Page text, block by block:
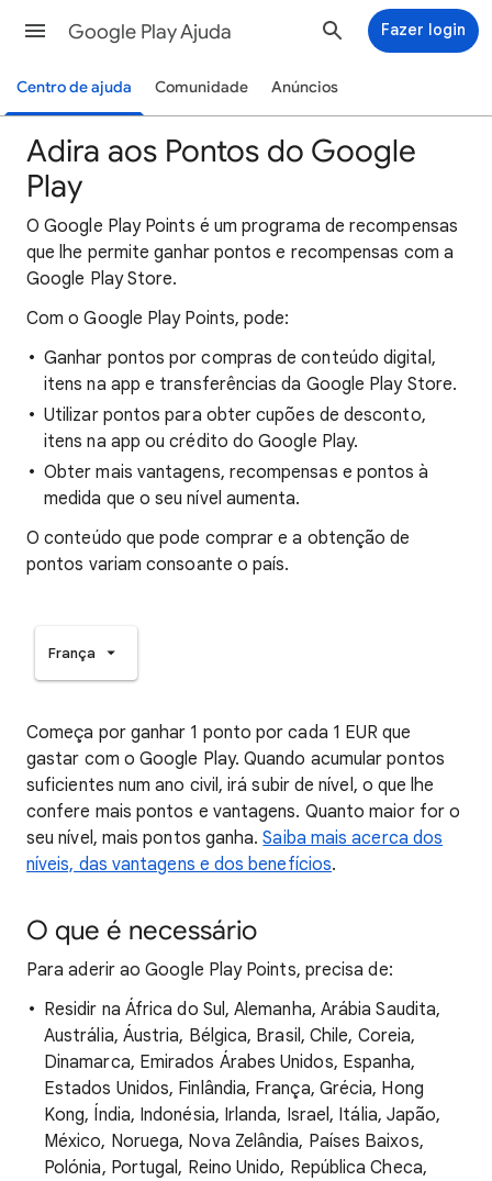
Google Play Ajuda Fazer login
Centro de ajuda Comunidade Anúncios
Adira aos Pontos do Google
Play
O Google Play Points é um programa de recompensas
que lhe permite ganhar pontos e recompensas com a
Google Play Store.
Com o Google Play Points, pode:
Ganhar pontos por compras de conteúdo digital,
itens na app e transferências da Google Play Store.
Utilizar pontos para obter cupões de desconto,
itens na app ou crédito do Google Play.
Obter mais vantagens, recompensas e pontos à
medida que o seu nível aumenta.
O conteúdo que pode comprar e a obtenção de
pontos variam consoante o país.
França
Começa por ganhar 1 ponto por cada 1 EUR que
gastar com o Google Play. Quando acumular pontos
suficientes num ano civil, irá subir de nível, o que lhe
confere mais pontos e vantagens. Quanto maior for o
seu nível, mais pontos ganha.Saiba mais acerca dos
níveis, das vantagens e dos benefícios.
O que é necessário
Para aderir ao Google Play Points, precisa de:
Residir na África do Sul, Alemanha, Arábia Saudita,
Austrália, Áustria, Bélgica, Brasil, Chile, Coreia,
Dinamarca, Emirados Árabes Unidos, Espanha,
Estados Unidos, Finlândia, França, Grécia, Hong
Kong, Índia, Indonésia, Irlanda, Israel, Itália, Japão,
México, Noruega, Nova Zelândia, Países Baixos,
Polónia, Portugal, Reino Unido, República Checa,